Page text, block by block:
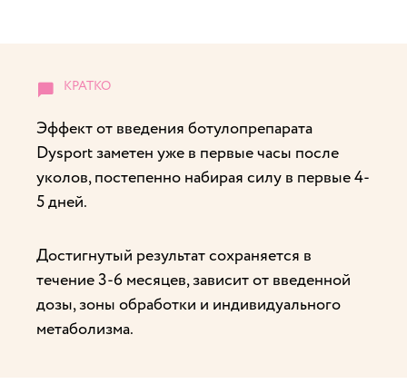
Эффект от введения ботулопрепарата
Dysport заметен уже в первые часы после
уколов, постепенно набирая силу в первые 4-
5 дней.
Достигнутый результат сохраняется в
течение 3-6 месяцев, зависит от введенной
дозы, зоны обработки и индивидуального
метаболизма.